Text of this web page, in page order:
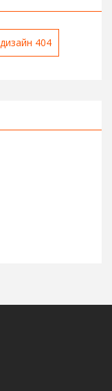
дизайн 404